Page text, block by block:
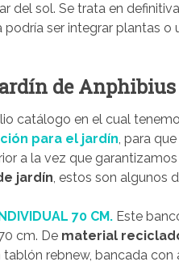
del sol. Se trata en
podría ser integrar plantas o
de Anphibius
catálogo en el cual
para el jardín, para
a la vez que
jardín, estos son algunos
70 CM. Este
cm. De material
tablón rebnew, bancada